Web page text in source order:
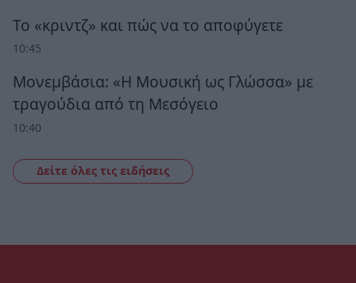
Το «κριντζ» και πώς να το αποφύγετε
10:45
Μονεμβάσια: «Η Μουσική ως Γλώσσα» με
τραγούδια από τη Μεσόγειο
10:40
Δείτε όλες τις ειδήσεις